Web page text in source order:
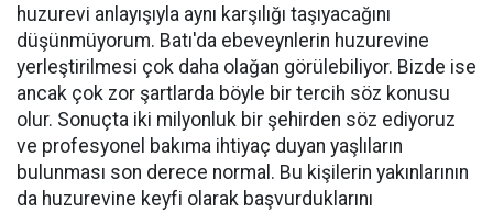
huzurevi anlayışıyla aynı karşılığı taşıyacağını
düşünmüyorum. Batı'da ebeveynlerin huzurevine
yerleştirilmesi çok daha olağan görülebiliyor. Bizde ise
ancak çok zor şartlarda böyle bir tercih söz konusu
olur. Sonuçta iki milyonluk bir şehirden söz ediyoruz
ve profesyonel bakıma ihtiyaç duyan yaşlıların
bulunması son derece normal. Bu kişilerin yakınlarının
da huzurevine keyfi olarak başvurduklarını